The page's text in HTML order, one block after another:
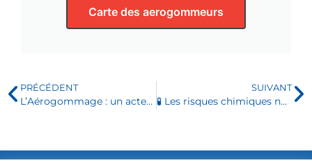
Carte des aerogommeurs
PRÉCÉDENT
L’Aérogommage : un acteur clé de l’économie circulaire
SUIVANT
🧪 Les risques chimiques ne préviennent pas… Heureusement, nous pouvons les prévenir